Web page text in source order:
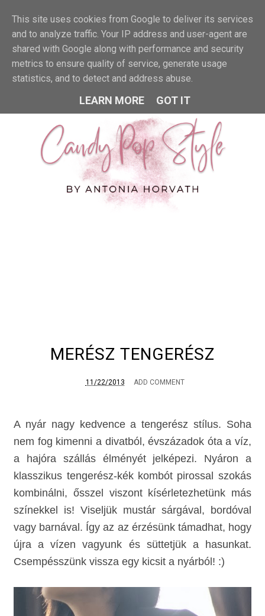
MENU
MERÉSZ TENGERÉSZ
11/22/2013 ADD COMMENT
A nyár nagy kedvence a tengerész stílus. Soha
nem fog kimenni a divatból, évszázadok óta a víz,
a hajóra szállás élményét jelképezi. Nyáron a
klasszikus tengerész-kék kombót pirossal szokás
kombinálni, ősszel viszont kísérletezhetünk más
színekkel is! Viseljük mustár sárgával, bordóval
vagy barnával. Így az az érzésünk támadhat, hogy
újra a vízen vagyunk és süttetjük a hasunkat.
Csempésszünk vissza egy kicsit a nyárból! :)
This site uses cookies from Google to deliver its services
and to analyze traffic. Your IP address and user-agent are
shared with Google along with performance and security
metrics to ensure quality of service, generate usage
statistics, and to detect and address abuse.
LEARN MORE GOT IT